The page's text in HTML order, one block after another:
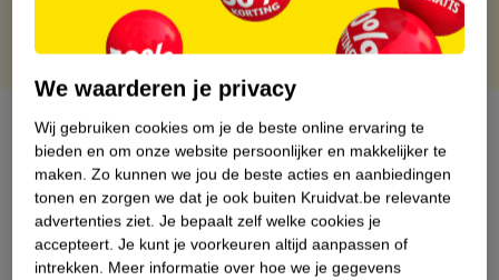
Over dit product
Productinformatie
Etiketinformatie
We waarderen je privacy
Wij gebruiken cookies om je de beste online ervaring te
bieden en om onze website persoonlijker en makkelijker te
maken. Zo kunnen we jou de beste acties en aanbiedingen
tonen en zorgen we dat je ook buiten Kruidvat.be relevante
advertenties ziet. Je bepaalt zelf welke cookies je
accepteert. Je kunt je voorkeuren altijd aanpassen of
intrekken. Meer informatie over hoe we je gegevens